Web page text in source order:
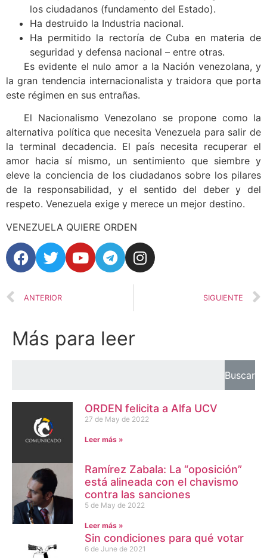
los ciudadanos (fundamento del Estado).
Ha destruido la Industria nacional.
Ha permitido la rectoría de Cuba en materia de
seguridad y defensa nacional – entre otras.
Es evidente el nulo amor a la Nación venezolana, y
la gran tendencia internacionalista y traidora que porta
este régimen en sus entrañas.
El Nacionalismo Venezolano se propone como la
alternativa política que necesita Venezuela para salir de
la terminal decadencia. El país necesita recuperar el
amor hacia sí mismo, un sentimiento que siembre y
eleve la conciencia de los ciudadanos sobre los pilares
de la responsabilidad, y el sentido del deber y del
respeto. Venezuela exige y merece un mejor destino.
VENEZUELA QUIERE ORDEN
ANTERIOR SIGUIENTE
Más para leer
Buscar
ORDEN felicita a Alfa UCV
27 de May de 2022
Leer más »
Ramírez Zabala: La “oposición”
está alineada con el chavismo
contra las sanciones
5 de May de 2022
Leer más »
Sin condiciones para qué votar
6 de June de 2021